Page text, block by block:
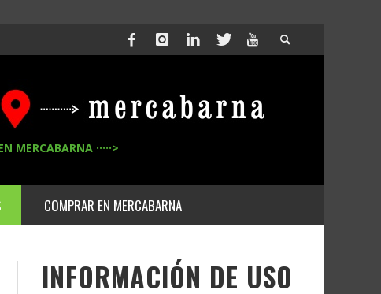
MERCABARNA ·····>
COMPRAR EN MERCABARNA
INFORMACIÓN DE USO